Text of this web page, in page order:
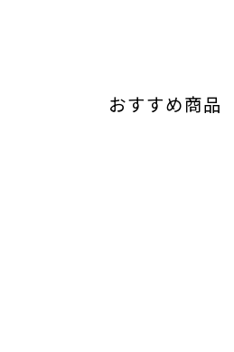
おすすめ商品